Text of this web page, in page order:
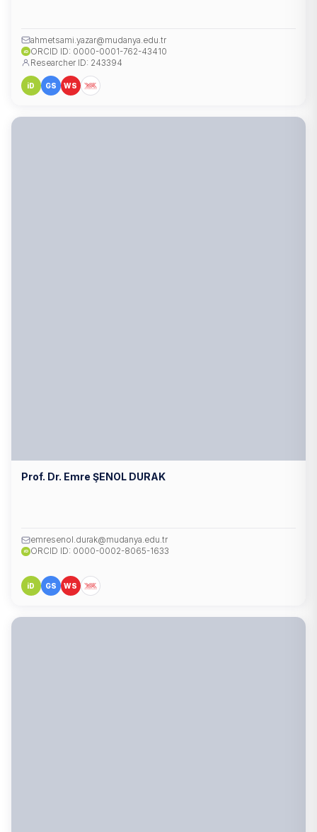
ahmetsami.yazar@mudanya.edu.tr
iD ORCID ID: 0000-0001-762-43410
Researcher ID: 243394
iD GS WS
Prof. Dr. Emre ŞENOL DURAK
emresenol.durak@mudanya.edu.tr
iD ORCID ID: 0000-0002-8065-1633
iD GS WS